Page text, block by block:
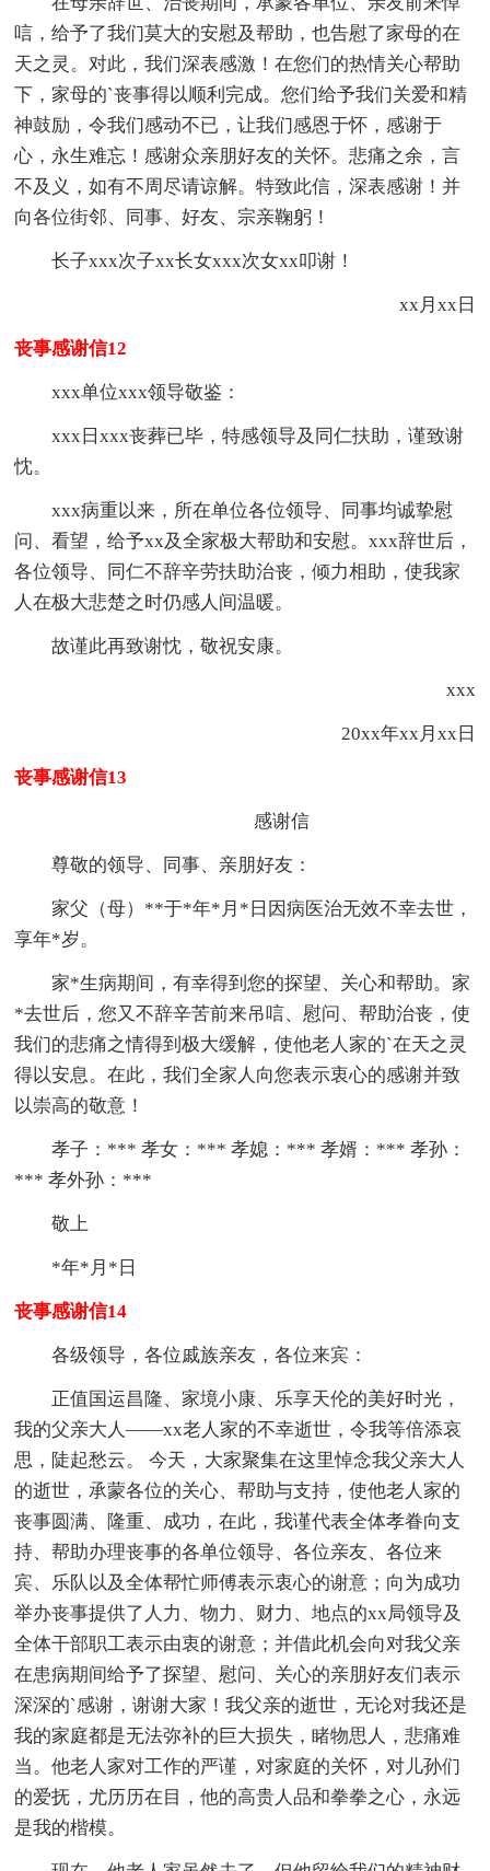
唁，给予了我们莫大的安慰及帮助，也告慰了家母的在
天之灵。对此，我们深表感激！在您们的热情关心帮助
下，家母的`丧事得以顺利完成。您们给予我们关爱和精
神鼓励，令我们感动不已，让我们感恩于怀，感谢于
心，永生难忘！感谢众亲朋好友的关怀。悲痛之余，言
不及义，如有不周尽请谅解。特致此信，深表感谢！并
向各位街邻、同事、好友、宗亲鞠躬！
长子xxx次子xx长女xxx次女xx叩谢！
xx月xx日
丧事感谢信12
xxx单位xxx领导敬鉴：
xxx日xxx丧葬已毕，特感领导及同仁扶助，谨致谢
忱。
xxx病重以来，所在单位各位领导、同事均诚挚慰
问、看望，给予xx及全家极大帮助和安慰。xxx辞世后，
各位领导、同仁不辞辛劳扶助治丧，倾力相助，使我家
人在极大悲楚之时仍感人间温暖。
故谨此再致谢忱，敬祝安康。
xxx
20xx年xx月xx日
丧事感谢信13
感谢信
尊敬的领导、同事、亲朋好友：
家父（母）**于*年*月*日因病医治无效不幸去世，
享年*岁。
家*生病期间，有幸得到您的探望、关心和帮助。家
*去世后，您又不辞辛苦前来吊唁、慰问、帮助治丧，使
我们的悲痛之情得到极大缓解，使他老人家的`在天之灵
得以安息。在此，我们全家人向您表示衷心的感谢并致
以崇高的敬意！
孝子：*** 孝女：*** 孝媳：*** 孝婿：*** 孝孙：
*** 孝外孙：***
敬上
*年*月*日
丧事感谢信14
各级领导，各位戚族亲友，各位来宾：
正值国运昌隆、家境小康、乐享天伦的美好时光，
我的父亲大人——xx老人家的不幸逝世，令我等倍添哀
思，陡起愁云。 今天，大家聚集在这里悼念我父亲大人
的逝世，承蒙各位的关心、帮助与支持，使他老人家的
丧事圆满、隆重、成功，在此，我谨代表全体孝眷向支
持、帮助办理丧事的各单位领导、各位亲友、各位来
宾、乐队以及全体帮忙师傅表示衷心的谢意；向为成功
举办丧事提供了人力、物力、财力、地点的xx局领导及
全体干部职工表示由衷的谢意；并借此机会向对我父亲
在患病期间给予了探望、慰问、关心的亲朋好友们表示
深深的`感谢，谢谢大家！我父亲的逝世，无论对我还是
我的家庭都是无法弥补的巨大损失，睹物思人，悲痛难
当。他老人家对工作的严谨，对家庭的关怀，对儿孙们
的爱抚，尤历历在目，他的高贵人品和拳拳之心，永远
是我的楷模。